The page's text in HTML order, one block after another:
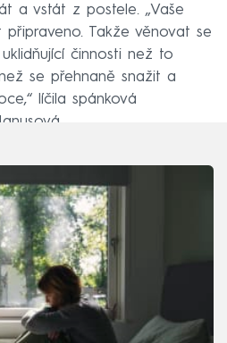
a vstát z postele. „Vaše
Takže věnovat se
činnosti než to
se přehnaně snažit a
líčila spánková